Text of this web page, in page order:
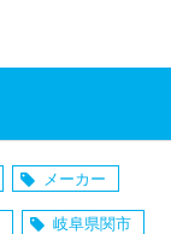
メーカー
岐阜県関市